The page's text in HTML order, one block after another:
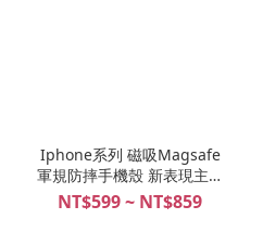
Iphone系列 磁吸Magsafe
軍規防摔手機殼 新表現主義
的藍黑惡狼
NT$599 ~ NT$859